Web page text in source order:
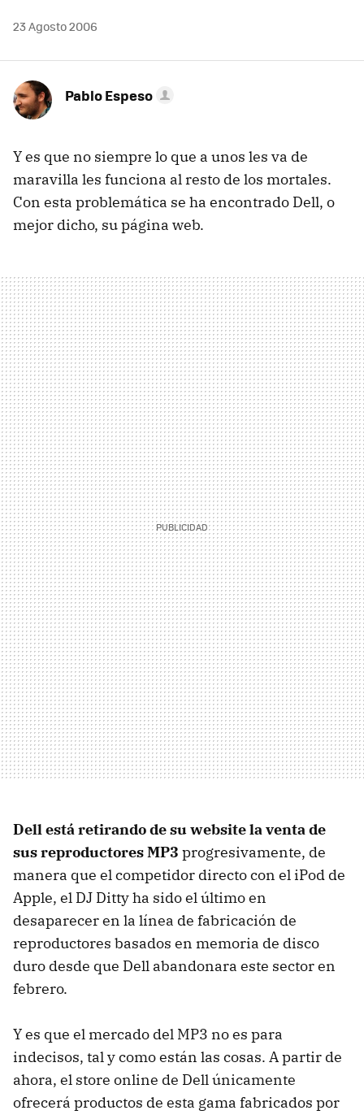
23 Agosto 2006
Pablo Espeso
Y es que no siempre lo que a unos les va de
maravilla les funciona al resto de los mortales.
Con esta problemática se ha encontrado Dell, o
mejor dicho, su página web.
Dell está retirando de su website la venta de
sus reproductores MP3 progresivamente, de
manera que el competidor directo con el iPod de
Apple, el DJ Ditty ha sido el último en
desaparecer en la línea de fabricación de
reproductores basados en memoria de disco
duro desde que Dell abandonara este sector en
febrero.
Y es que el mercado del MP3 no es para
indecisos, tal y como están las cosas. A partir de
ahora, el store online de Dell únicamente
ofrecerá productos de esta gama fabricados por